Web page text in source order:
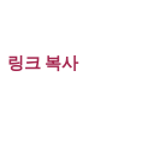
링크 복사